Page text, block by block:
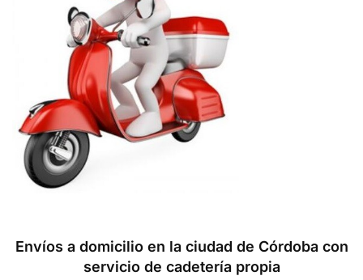
Envíos a domicilio en la ciudad de Córdobacon
servicio de cadetería propia